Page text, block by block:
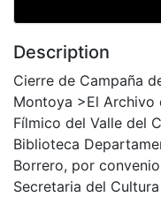
Description
Cierre de Campaña
Montoya >El
Fílmico del Valle del
Biblioteca
Borrero, por
Secretaria del